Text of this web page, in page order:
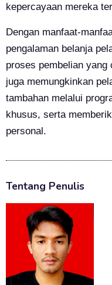
kepercayaan mereka
Dengan manfaat-
pengalaman belanja
proses pembelian
juga memungkinkan
tambahan melalui
khusus, serta
personal.
Tentang Penulis